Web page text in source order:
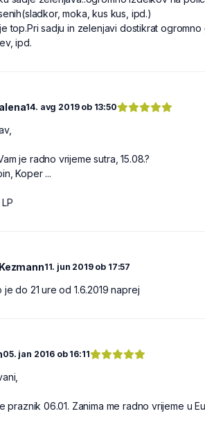
moka, kus kus, ipd.)
top.Pri sadju in zelenjavi dostikrat ogromno
ipd.
14. avg 2019 ob 13:50
je radno vrijeme sutra, 15.08.?
Koper ...
11. jun 2019 ob 17:57
do 21 ure od 1.6.2019 naprej
05. jan 2016 ob 16:11
praznik 06.01. Zanima me radno vrijeme u